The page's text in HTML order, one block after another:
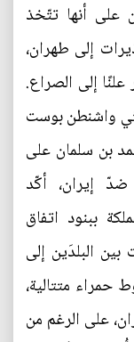
على أنها تتّخذ
إلى طهران،
إلى الصراع.
واشنطن بوست
بن سلمان على
إيران، أكّد
ببنود اتفاق
بين البلدَين إلى
متتالية،
على الرغم من